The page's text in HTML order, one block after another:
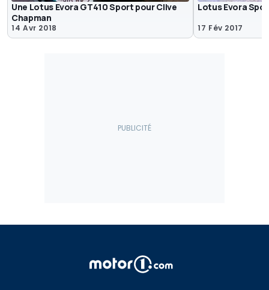
Une Lotus Evora GT410 Sport pour Clive
Chapman
14 Avr 2018
Lotus Evora
17 Fév 2017